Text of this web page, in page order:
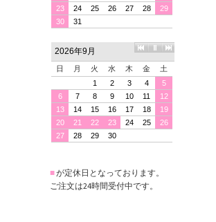
■が定休日となっております。
ご注文は24時間受付中です。